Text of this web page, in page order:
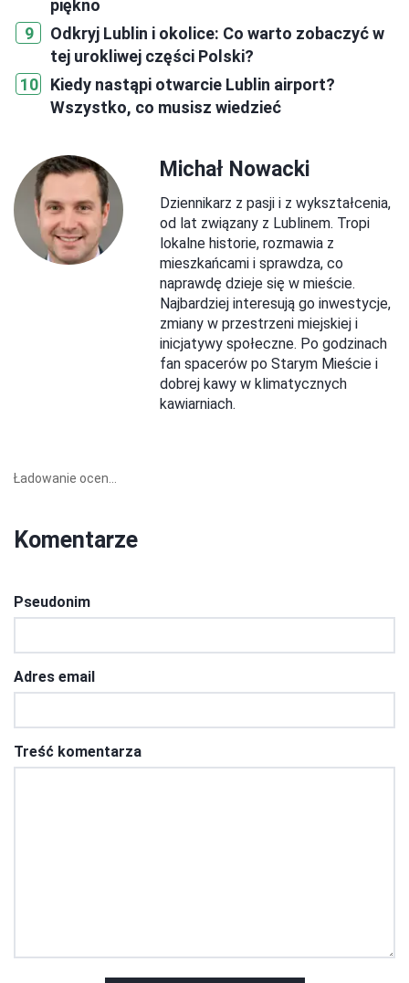
piękno
Odkryj Lublin i okolice: Co warto zobaczyć w
tej urokliwej części Polski?
Kiedy nastąpi otwarcie Lublin airport?
Wszystko, co musisz wiedzieć
Michał Nowacki
Dziennikarz z pasji i z wykształcenia,
od lat związany z Lublinem. Tropi
lokalne historie, rozmawia z
mieszkańcami i sprawdza, co
naprawdę dzieje się w mieście.
Najbardziej interesują go inwestycje,
zmiany w przestrzeni miejskiej i
inicjatywy społeczne. Po godzinach
fan spacerów po Starym Mieście i
dobrej kawy w klimatycznych
kawiarniach.
Ładowanie ocen...
Komentarze
Pseudonim
Adres email
Treść komentarza